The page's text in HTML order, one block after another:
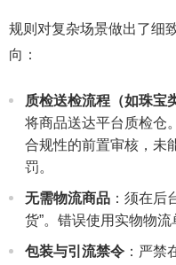
规则对复杂场景做出了细
向：
质检送检流程（如珠宝
将商品送达平台质检仓
合规性的前置审核，未
罚。
无需物流商品 ：须在后
货”。错误使用实物物
包装与引流禁令 ：严禁